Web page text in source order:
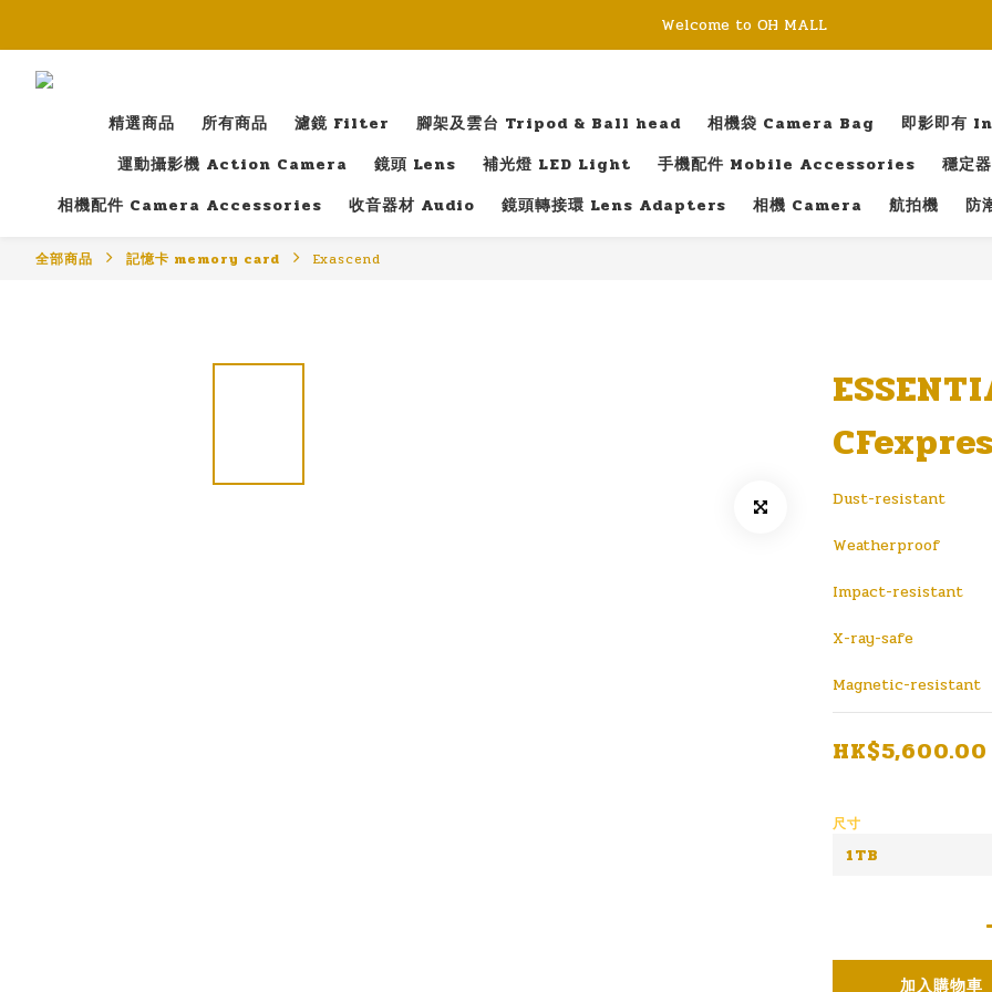
Welcome to OH MALL
精選商品 所有商品 濾鏡 Filter 腳架及雲台 Tripod & Ball head 相機袋 Camera Bag
即影即有
運動攝影機 Action Camera
鏡頭 Lens 補光燈 LED Light 手機配件 Mobile Accessories
穩定
相機配件 Camera Accessories
收音器材 Audio 鏡頭轉接環 Lens Adapters 相機 Camera 航拍機 防
全部商品 記憶卡 memory card Exascend
Dust-resistant
Weatherproof
Impact-resistant
X-ray-safe
Magnetic-resistant
HK$5,600.00
尺寸
加入購物車